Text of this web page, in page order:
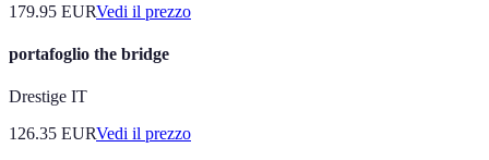
179.95 EURVedi il prezzo
portafoglio the bridge
Drestige IT
126.35 EURVedi il prezzo